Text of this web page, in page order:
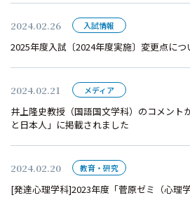
2024.02.26 入試情報
2025年度入試〔2024年度実施〕変更点につ
2024.02.21 メディア
井上隆史教授（国語国文学科）のコメント
と日本人」に掲載されました
2024.02.20 教育・研究
[発達心理学科]2023年度「菅原ゼミ（心理